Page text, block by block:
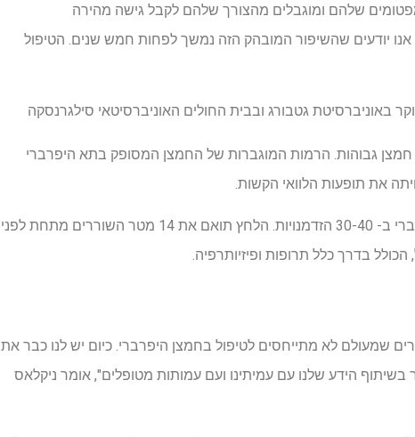
שלהם ומוגבלים מהצורך שלהם לקבל גישה מהירה
אנו יודעים שהשיפור המובהק הזה נמשך לפחות חמש שנים. הטיפול
באוניברסיטת גטבורג ובבית החולים האוניברסיטאי סילגרנסקה
גבוהות. הרמות המוגברות של החמצן המסופק בתא היפרברי
את תופעות הלוואי הקשות.
לטיפולי החמצן, המשתתפים בילו 90 דקות ביום בתא היפרברי ב- 30-40 הזדמנויות. הלחץ תואם את 14 מטר השוררים מתחת לפני
בדרך כלל תרופות ופיזיותרפיה.
שמעולם לא מתייחסים לטיפול בחמצן היפרברי. כיום יש לנו כבר את
בשיתוף הידע שלנו עם עמיתינו ועם עמותות מטופלים", אומר ניקלאס